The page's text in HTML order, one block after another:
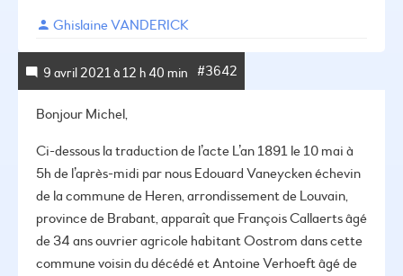
Ghislaine VANDERICK
9 avril 2021 à 12 h 40 min #3642
Bonjour Michel,
Ci-dessous la traduction de l’acte L’an 1891 le 10 mai à
5h de l’après-midi par nous Edouard Vaneycken échevin
de la commune de Heren, arrondissement de Louvain,
province de Brabant, apparaît que François Callaerts âgé
de 34 ans ouvrier agricole habitant Oostrom dans cette
commune voisin du décédé et Antoine Verhoeft âgé de